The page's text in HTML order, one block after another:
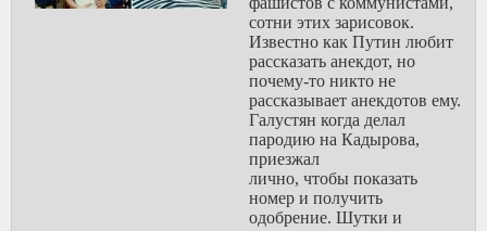
сотни этих зарисовок.
Известно как Путин любит
рассказать анекдот, но
почему-то никто не
рассказывает анекдотов ему.
Галустян когда делал
пародию на Кадырова,
приезжал
лично, чтобы показать
номер и получить
одобрение. Шутки и